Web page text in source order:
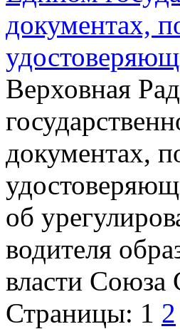
документах,
Верховная
документах,
об
водителя
власти Союза
Страницы: 1 2